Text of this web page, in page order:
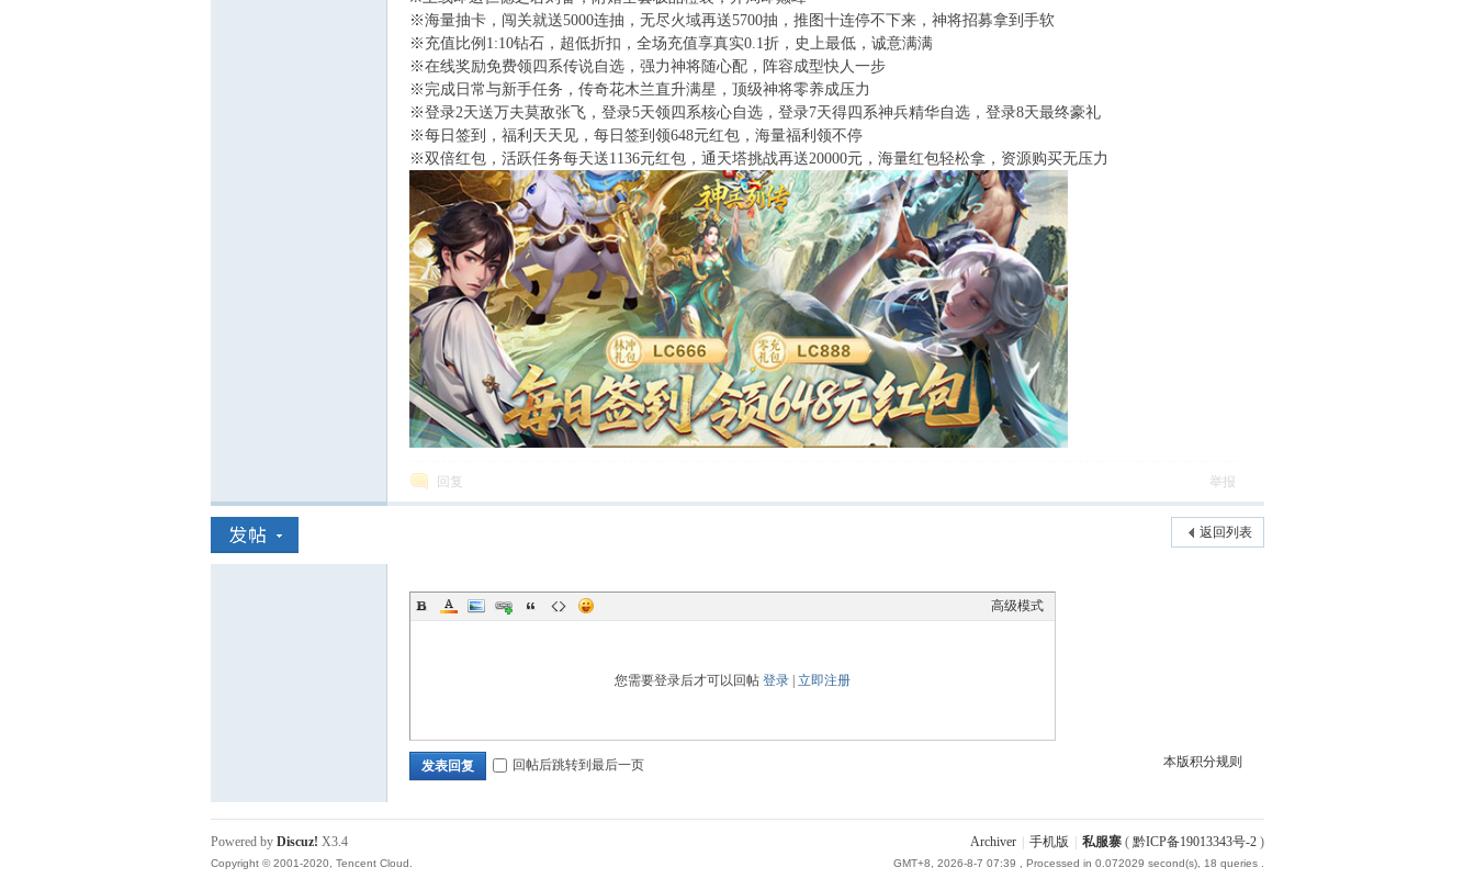
※海量抽卡，闯关就送5000连抽，无尽火域再送5700抽，推图十连停不下来，神将招募拿到手软
※充值比例1:10钻石，超低折扣，全场充值享真实0.1折，史上最低，诚意满满
※在线奖励免费领四系传说自选，强力神将随心配，阵容成型快人一步
※完成日常与新手任务，传奇花木兰直升满星，顶级神将零养成压力
※登录2天送万夫莫敌张飞，登录5天领四系核心自选，登录7天得四系神兵精华自选，登录8天最终豪礼
※每日签到，福利天天见，每日签到领648元红包，海量福利领不停
※双倍红包，活跃任务每天送1136元红包，通天塔挑战再送20000元，海量红包轻松拿，资源购买无压力
回复 举报
返回列表
高级模式
您需要登录后才可以回帖 登录 立即注册
本版积分规则
发表回复 回帖后跳转到最后一页
Archiver 手机版 私服寨 ( 黔ICP备19013343号-2 )
GMT+8, 2026-8-7 07:39 , Processed in 0.072029 second(s), 18 queries .
Powered by Discuz! X3.4
Copyright © 2001-2020, Tencent Cloud.